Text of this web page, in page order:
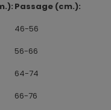
Passage (cm.):
46-56
56-66
64-74
66-76